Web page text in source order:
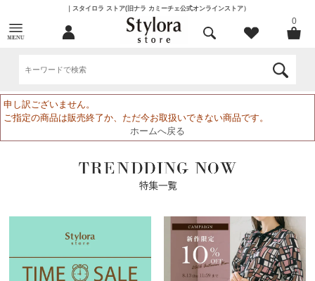
｜スタイロラ ストア(旧ナラ カミーチェ公式オンラインストア）
0
申し訳ございません。
ご指定の商品は販売終了か、ただ今お取扱いできない商品です。
ホームへ戻る